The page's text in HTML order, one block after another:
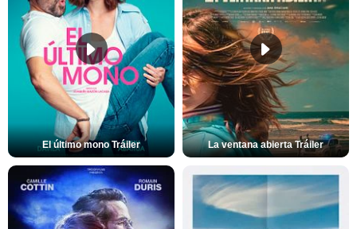
El último mono Tráiler La ventana abierta Tráiler